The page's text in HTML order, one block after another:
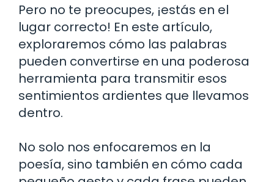
Pero no te preocupes, ¡estás en el
lugar correcto! En este artículo,
exploraremos cómo las palabras
pueden convertirse en una poderosa
herramienta para transmitir esos
sentimientos ardientes que llevamos
dentro.
No solo nos enfocaremos en la
poesía, sino también en cómo cada